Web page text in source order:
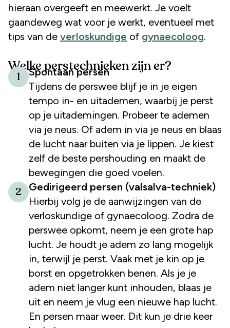
hieraan overgeeft en meewerkt. Je voelt
gaandeweg wat voor je werkt, eventueel met
tips van de verloskundige of gynaecoloog.
Welke perstechnieken zijn er?
1
Spontaan persen
Tijdens de perswee blijf je in je eigen
tempo in- en uitademen, waarbij je perst
op je uitademingen. Probeer te ademen
via je neus. Of adem in via je neus en blaas
de lucht naar buiten via je lippen. Je kiest
zelf de beste pershouding en maakt de
bewegingen die goed voelen.
2
Gedirigeerd persen (valsalva-techniek)
Hierbij volg je de aanwijzingen van de
verloskundige of gynaecoloog. Zodra de
perswee opkomt, neem je een grote hap
lucht. Je houdt je adem zo lang mogelijk
in, terwijl je perst. Vaak met je kin op je
borst en opgetrokken benen. Als je je
adem niet langer kunt inhouden, blaas je
uit en neem je vlug een nieuwe hap lucht.
En persen maar weer. Dit kun je drie keer